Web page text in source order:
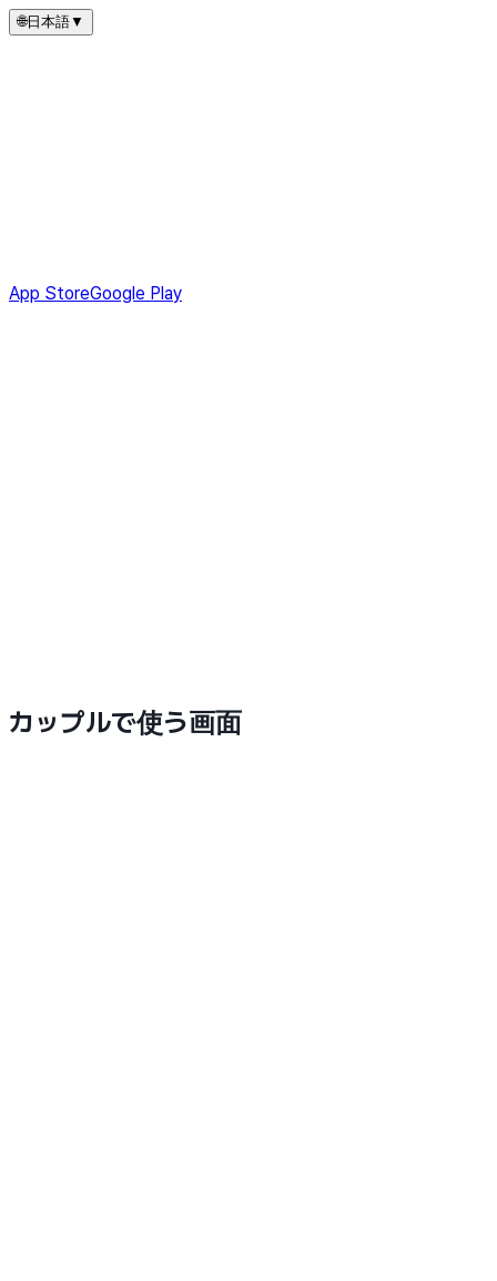
🌐日本語▼
App StoreGoogle Play
カップルで使う画面